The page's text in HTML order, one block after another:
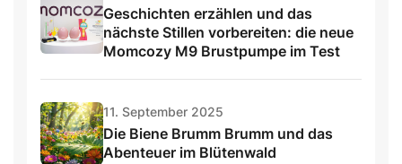
Geschichten erzählen und das
nächste Stillen vorbereiten: die neue
Momcozy M9 Brustpumpe im Test
11. September 2025
Die Biene Brumm Brumm und das
Abenteuer im Blütenwald